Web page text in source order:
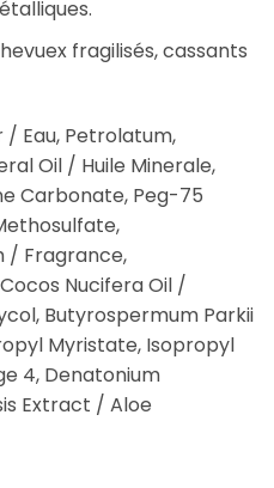
fragilisés, cassants
Eau, Petrolatum,
Oil / Huile Minerale,
Carbonate, Peg-75
/ Fragrance,
Nucifera Oil /
Butyrospermum Parkii
Myristate, Isopropyl
4, Denatonium
Extract / Aloe